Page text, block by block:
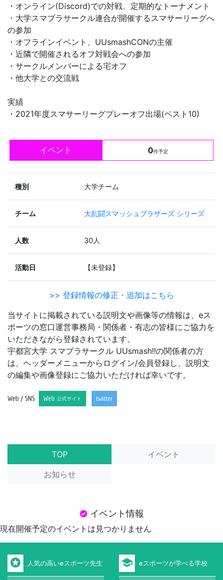
・オンライン(Discord)での対戦、定期的なトーナメント
・大学スマブラサークル連合が開催するスマサーリーグへ
の参加
・オフラインイベント、UUsmashCONの主催
・近隣で開催されるオフ対戦会への参加
・サークルメンバーによる宅オフ
・他大学との交流戦
実績
・2021年度スマサーリーグプレーオフ出場(ベスト10)
イベント 0件予定
種別 大学チーム
チーム 大乱闘スマッシュブラザーズ シリーズ
人数 30人
活動日 【未登録】
>> 登録情報の修正・追加はこちら
当サイトに掲載されている説明文や画像等の情報は、eス
ポーツの窓口運営事務局・関係者・有志の皆様にご協力を
いただきながら登録されています。
宇都宮大学 スマブラサークル UUsmash!!の関係者の方
は、ヘッダーメニューからログイン/会員登録し、説明文
の編集や画像登録にご協力いただければ幸いです。
Web / SNS Web 公式サイト twitter
TOP
イベント
お知らせ
verified イベント情報
現在開催予定のイベントは見つかりません
stars 人気の高いeスポーツ先生 school eスポーツが学べる学校